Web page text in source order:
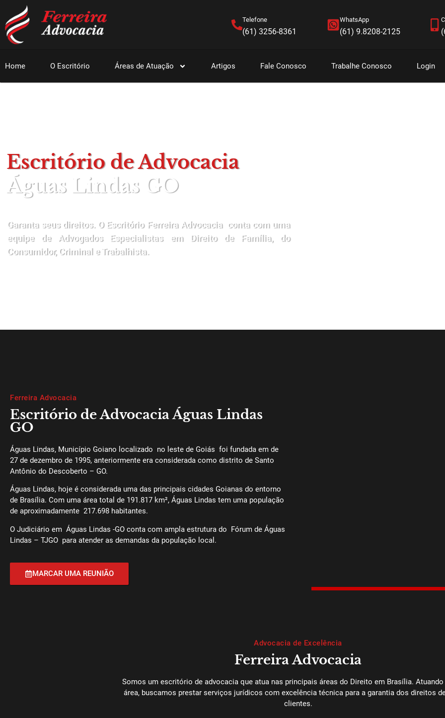
Telefone
(61) 3256-8361
WhatsApp
(61) 9.8208-2125
Home O Escritório Áreas de Atuação Artigos Fale Conosco Trabalhe Conosco Login
Escritório de Advocacia
Águas Lindas GO
Garanta seus direitos. O Escritório Ferreira Advocacia conta com uma
equipe de Advogados Especialistas em Direito de Família, do
Consumidor, Criminal e Trabalhista.
Ferreira Advocacia
Escritório de Advocacia Águas Lindas
GO
Águas Lindas, Município Goiano localizado no leste de Goiás foi fundada em de
27 de dezembro de 1995, anteriormente era considerada como distrito de Santo
Antônio do Descoberto – GO.
Águas Lindas, hoje é considerada uma das principais cidades Goianas do entorno
de Brasília. Com uma área total de 191.817 km², Águas Lindas tem uma população
de aproximadamente 217.698 habitantes.
O Judiciário em Águas Lindas -GO conta com ampla estrutura do Fórum de Águas
Lindas – TJGO para atender as demandas da população local.
MARCAR UMA REUNIÃO
Advocacia de Excelência
Ferreira Advocacia
Somos um escritório de advocacia que atua nas principais áreas do Direito em Brasília. Atuando
área, buscamos prestar serviços jurídicos com excelência técnica para a garantia dos direitos
clientes.